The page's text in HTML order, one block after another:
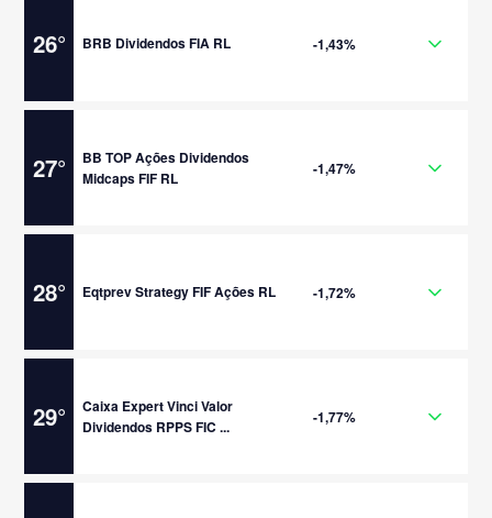
26° BRB Dividendos FIA RL -1,43%
27°
BB TOP Ações Dividendos
Midcaps FIF RL
-1,47%
28° Eqtprev Strategy FIF Ações RL -1,72%
29°
Caixa Expert Vinci Valor
Dividendos RPPS FIC ...
-1,77%